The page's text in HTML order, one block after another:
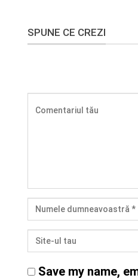
SPUNE CE CREZI
Save my name,